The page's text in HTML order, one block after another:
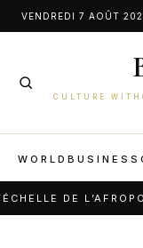
AllerVENDREDI 7 AOÛT
CULTURE
WORLD BUSINESS
DE L’AFROPOP